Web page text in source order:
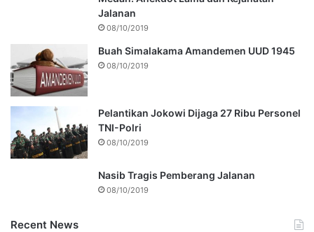
Jalanan
08/10/2019
Buah Simalakama Amandemen UUD 1945
08/10/2019
Pelantikan Jokowi Dijaga 27 Ribu Personel
TNI-Polri
08/10/2019
Nasib Tragis Pemberang Jalanan
08/10/2019
Recent News